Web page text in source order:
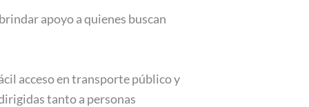
apoyo a quienes buscan
acceso en transporte público y
tanto a personas